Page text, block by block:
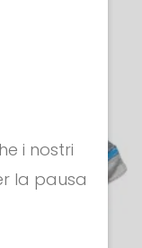
i nostri
la pausa